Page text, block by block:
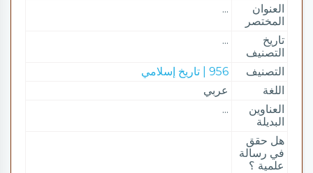
العنوان
المختصر
...
تاريخ
التصنيف
...
التصنيف
956 | تاريخ إسلامي
اللغة
عربي
العناوين
البديلة
...
هل حقق
في رسالة
علمية ؟